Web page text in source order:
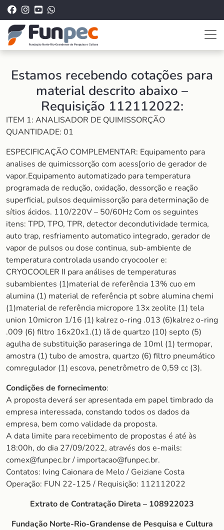
Estamos recebendo cotações para
material descrito abaixo –
Requisição 112112022:
ITEM 1: ANALISADOR DE QUIMISSORÇÃO
QUANTIDADE: 01
ESPECIFICAÇÃO COMPLEMENTAR: Equipamento para
analises de quimicssorção com acess[orio de gerador de
vapor.Equipamento automatizado para temperatura
programada de redução, oxidação, dessorção e reação
superficial, pulsos dequimissorção para determinação de
sítios ácidos. 110/220V – 50/60Hz Com os seguintes
itens: TPD, TPO, TPR, detector decondutividade termica,
auto trap, resfriamento automatico integrado, gerador de
vapor de pulsos ou dose continua, sub-ambiente de
temperatura controlada usando cryocooler e:
CRYOCOOLER II para análises de temperaturas
subambientes (1)material de referência 13% cuo em
alumina (1) material de referência pt sobre alumina chemi
(1)material de referência micropore 13x zeolite (1) tela
union 10micron 1/16 (1) kalrez o-ring .013 (6)kalrez o-ring
.009 (6) filtro 16x20x1.(1) lã de quartzo (10) septo (5)
agulha de substituição paraseringa de 10ml (1) termopar,
amostra (1) tubo de amostra, quartzo (6) filtro pneumático
comregulador (1) escova, penetrômetro de 0,59 cc (3).
Condições de fornecimento:
A proposta deverá ser apresentada em papel timbrado da
empresa interessada, constando todos os dados da
empresa, bem como validade da proposta.
A data limite para recebimento de propostas é até às
18:00h, do dia 27/09/2022, através dos e-mails:
comex@funpec.br / importacao@funpec.br.
Contatos: Iving Caionara de Melo / Geiziane Costa
Operação: FUN 22-125 / Requisição: 112112022
Extrato de Contratação Direta – 108922023
Fundação Norte-Rio-Grandense de Pesquisa e Cultura